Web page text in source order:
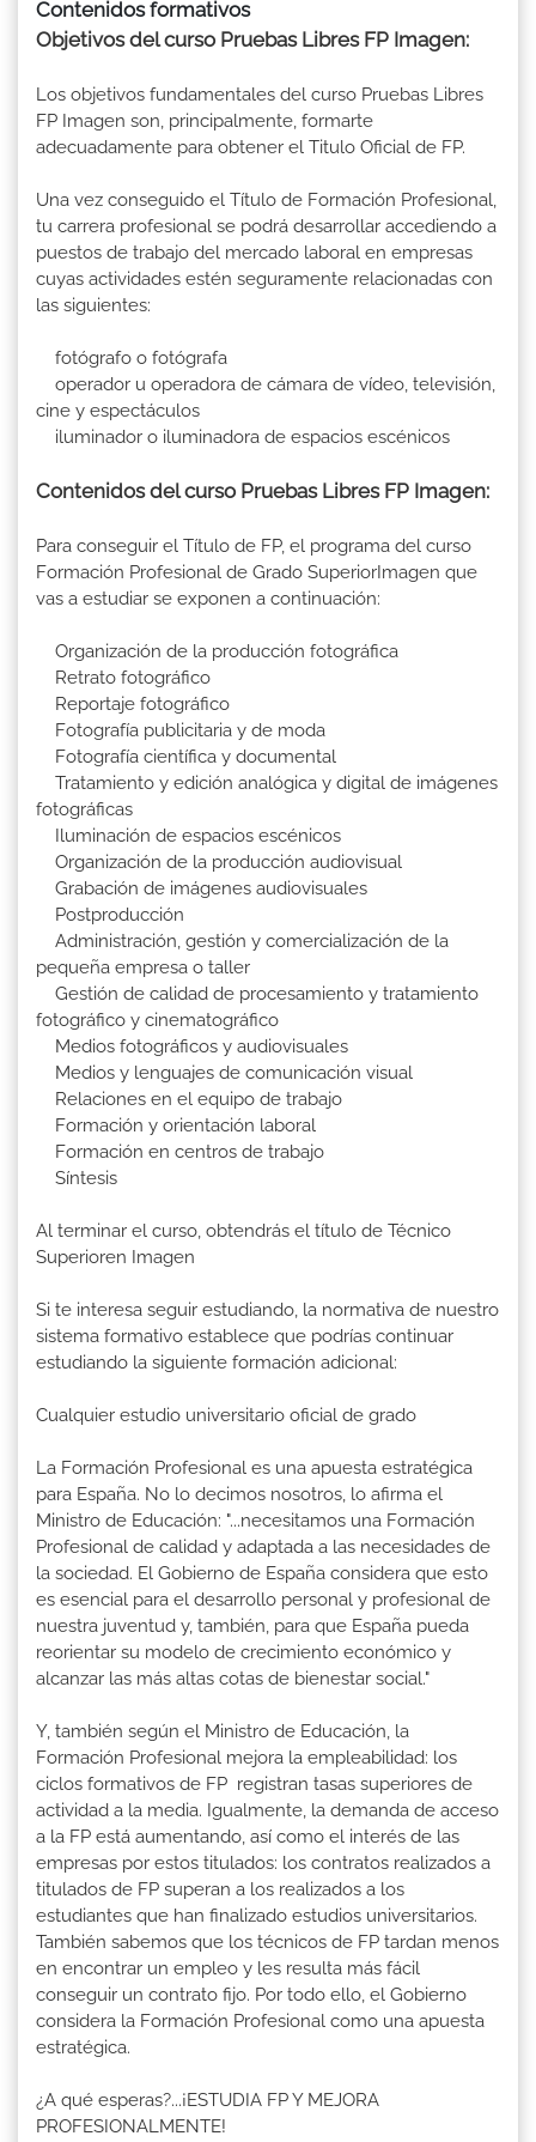
Contenidos formativos
Objetivos del curso Pruebas Libres FP Imagen:
Los objetivos fundamentales del curso Pruebas Libres
FP Imagen son, principalmente, formarte
adecuadamente para obtener el Titulo Oficial de FP.
Una vez conseguido el Título de Formación Profesional,
tu carrera profesional se podrá desarrollar accediendo a
puestos de trabajo del mercado laboral en empresas
cuyas actividades estén seguramente relacionadas con
las siguientes:
fotógrafo o fotógrafa
operador u operadora de cámara de vídeo, televisión,
cine y espectáculos
iluminador o iluminadora de espacios escénicos
Contenidos del curso Pruebas Libres FP Imagen:
Para conseguir el Título de FP, el programa del curso
Formación Profesional de Grado SuperiorImagen que
vas a estudiar se exponen a continuación:
Organización de la producción fotográfica
Retrato fotográfico
Reportaje fotográfico
Fotografía publicitaria y de moda
Fotografía científica y documental
Tratamiento y edición analógica y digital de imágenes
fotográficas
Iluminación de espacios escénicos
Organización de la producción audiovisual
Grabación de imágenes audiovisuales
Postproducción
Administración, gestión y comercialización de la
pequeña empresa o taller
Gestión de calidad de procesamiento y tratamiento
fotográfico y cinematográfico
Medios fotográficos y audiovisuales
Medios y lenguajes de comunicación visual
Relaciones en el equipo de trabajo
Formación y orientación laboral
Formación en centros de trabajo
Síntesis
Al terminar el curso, obtendrás el título de Técnico
Superioren Imagen
Si te interesa seguir estudiando, la normativa de nuestro
sistema formativo establece que podrías continuar
estudiando la siguiente formación adicional:
Cualquier estudio universitario oficial de grado
La Formación Profesional es una apuesta estratégica
para España. No lo decimos nosotros, lo afirma el
Ministro de Educación: "...necesitamos una Formación
Profesional de calidad y adaptada a las necesidades de
la sociedad. El Gobierno de España considera que esto
es esencial para el desarrollo personal y profesional de
nuestra juventud y, también, para que España pueda
reorientar su modelo de crecimiento económico y
alcanzar las más altas cotas de bienestar social."
Y, también según el Ministro de Educación, la
Formación Profesional mejora la empleabilidad: los
ciclos formativos de FP registran tasas superiores de
actividad a la media. Igualmente, la demanda de acceso
a la FP está aumentando, así como el interés de las
empresas por estos titulados: los contratos realizados a
titulados de FP superan a los realizados a los
estudiantes que han finalizado estudios universitarios.
También sabemos que los técnicos de FP tardan menos
en encontrar un empleo y les resulta más fácil
conseguir un contrato fijo. Por todo ello, el Gobierno
considera la Formación Profesional como una apuesta
estratégica.
¿A qué esperas?...¡ESTUDIA FP Y MEJORA
PROFESIONALMENTE!